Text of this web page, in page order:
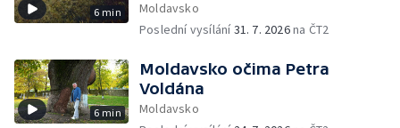
6 min
Moldavsko
Poslední vysílání31. 7. 2026na ČT2
6 min
Moldavsko očima Petra
Voldána
Moldavsko